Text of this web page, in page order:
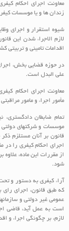
معاونت اجرای احکام
زندان ها و یا موسسات
شیوه استقرار و اجرای
لازم الاجراء شدن این
اقدامات تامینی و
در حوزه قضایی بخش،
علی البدل است.
معاونت اجرای احکام
مأمور اجراء و مامور
تمام ضابطان دادگستری،
موسسات و شرکتهای دولتی
قانون بر آنان مستلزم
اجرای احکام کیفری را در
از مقررات این ماده، علاوه
شود.
آراء کیفری به دستور و
که طبق قانون، اجرای رای
عمومی غیر دولتی و
است به عمل آید، قاضی
لازم، بر چگونگی اجراء و